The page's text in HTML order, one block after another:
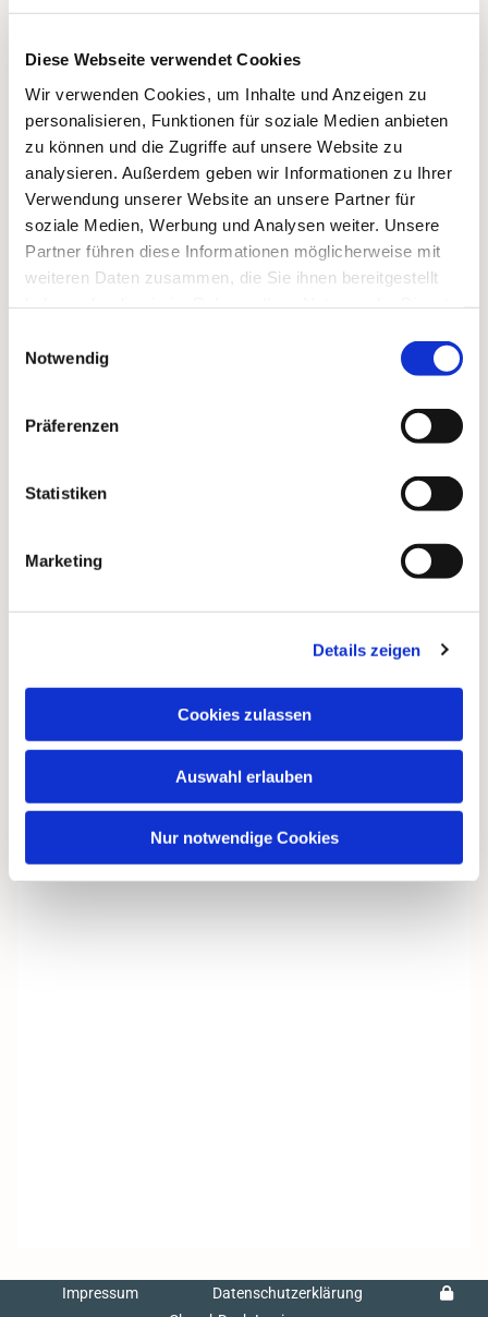
Diese Webseite verwendet Cookies
Wir verwenden Cookies, um Inhalte und Anzeigen zu
personalisieren, Funktionen für soziale Medien anbieten
zu können und die Zugriffe auf unsere Website zu
analysieren. Außerdem geben wir Informationen zu Ihrer
Verwendung unserer Website an unsere Partner für
soziale Medien, Werbung und Analysen weiter. Unsere
Partner führen diese Informationen möglicherweise mit
weiteren Daten zusammen, die Sie ihnen bereitgestellt
Notwendig
Präferenzen
Statistiken
Marketing
Details zeigen
Cookies zulassen
Auswahl erlauben
Nur notwendige Cookies
Freitag, 23. Oktober 2026, 09:30 Uhr
Maria Rosenkranzkönigin, Demmin,
Reiferstraße 2A, 17109 Demmin
Dies könnte Sie auch
interessieren
Impressum
Datenschutzerklärung